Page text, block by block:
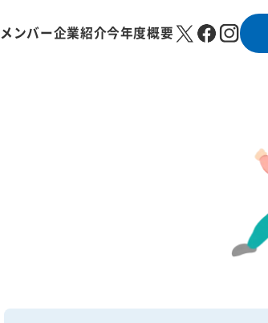
メンバー企業紹介今年度概要